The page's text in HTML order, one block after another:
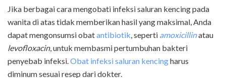
Jika berbagai cara mengobati infeksi saluran kencing pada
wanita di atas tidak memberikan hasil yang maksimal, Anda
dapat mengonsumsi obatantibiotik , seperti amoxicillinatau
levofloxacin, untuk membasmi pertumbuhan bakteri
penyebab infeksi. Obat infeksi saluran kencingharus
diminum sesuai resep dari dokter.